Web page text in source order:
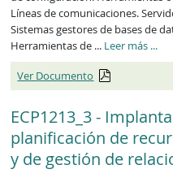
Líneas de comunicaciones.
Sistemas gestores de bases de
Herramientas de ... Leer más ...
Ver Documento
ECP1213_3 -
planificación de
y de gestión de